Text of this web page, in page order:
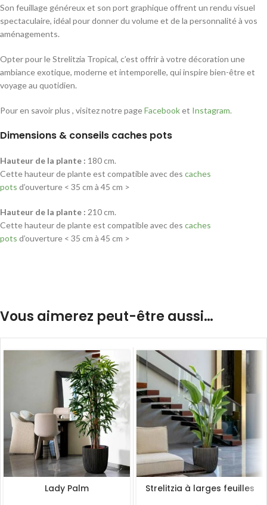
Son feuillage généreux et son port graphique offrent un rendu visuel
spectaculaire, idéal pour donner du volume et de la personnalité à vos
aménagements.
Opter pour le Strelitzia Tropical, c’est offrir à votre décoration une
ambiance exotique, moderne et intemporelle, qui inspire bien-être et
voyage au quotidien.
Pour en savoir plus , visitez notre pageFacebooket Instagram.
Dimensions & conseils caches pots
Hauteur de la plante : 180 cm.
Cette hauteur de plante est compatible avec des caches
pots d’ouverture < 35 cm à 45 cm >
Hauteur de la plante : 210 cm.
Cette hauteur de plante est compatible avec des caches
pots d’ouverture < 35 cm à 45 cm >
Vous aimerez peut-être aussi…
Lady Palm Strelitzia à larges feuilles